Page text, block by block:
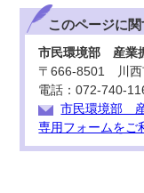
このページに関
市民環境部 産業
〒666-8501 川
電話：072-740-
市民環境部
専用フォームをご